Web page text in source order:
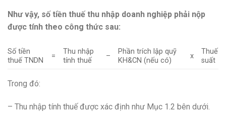
Như vậy, số tiền thuế thu nhập doanh nghiệp phải nộp
được tính theo công thức sau:
Số tiền
thuế TNDN
=
Thu nhập
tính thuế
–
Phần trích lập quỹ
KH&CN (nếu có)
x
Thuế
suất
Trong đó:
– Thu nhập tính thuế được xác định như Mục 1.2 bên dưới.